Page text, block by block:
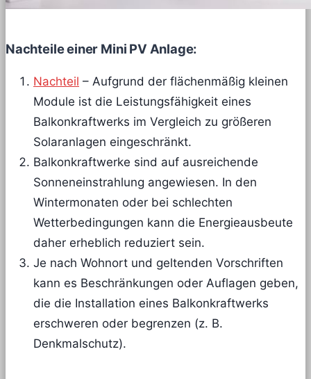
Nachteile einer Mini PV Anlage:
Nachteil – Aufgrund der flächenmäßig kleinen
Module ist die Leistungsfähigkeit eines
Balkonkraftwerks im Vergleich zu größeren
Solaranlagen eingeschränkt.
Balkonkraftwerke sind auf ausreichende
Sonneneinstrahlung angewiesen. In den
Wintermonaten oder bei schlechten
Wetterbedingungen kann die Energieausbeute
daher erheblich reduziert sein.
Je nach Wohnort und geltenden Vorschriften
kann es Beschränkungen oder Auflagen geben,
die die Installation eines Balkonkraftwerks
erschweren oder begrenzen (z. B.
Denkmalschutz).